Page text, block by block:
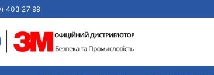
403 27 99